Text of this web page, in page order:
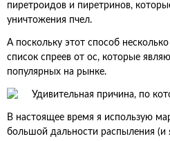
пиретроидов и пиретринов,
уничтожения пчел.
А поскольку этот способ
список спреев от ос, которые
популярных на рынке.
В настоящее время я использую
большой дальности распыления (и